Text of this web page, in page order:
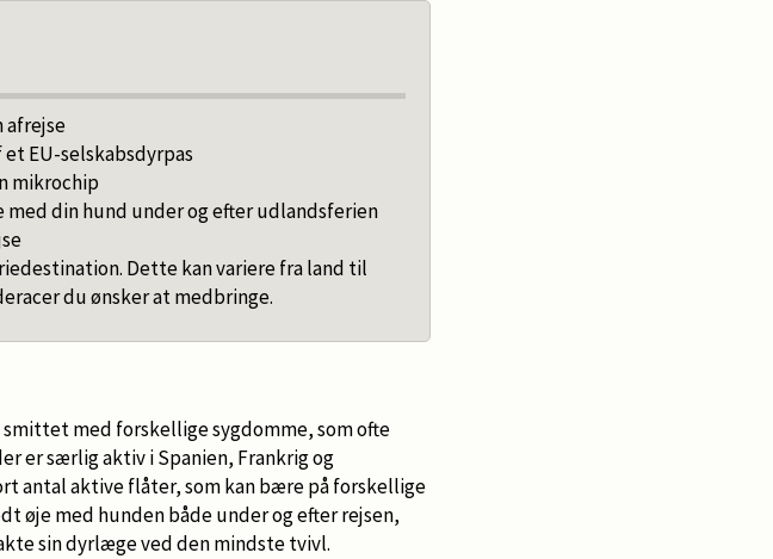
afrejse
EU-selskabsdyrpas
mikrochip
med din hund under og efter udlandsferien
Dette kan variere fra land til
du ønsker at medbringe.
med forskellige sygdomme, som ofte
er særlig aktiv i Spanien, Frankrig og
antal aktive flåter, som kan bære på forskellige
øje med hunden både under og efter rejsen,
sin dyrlæge ved den mindste tvivl.